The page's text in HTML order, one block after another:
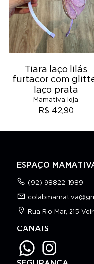
Tiara laço lilás
furtacor com
laço prata
Mamativa loja
R$ 42,90
ESPAÇO
(92) 98822-1989
Rua Rio Mar, 215
CANAIS